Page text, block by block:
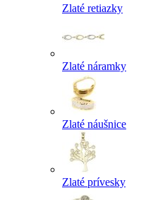
Zlaté retiazky
Zlaté náramky
Zlaté náušnice
Zlaté prívesky